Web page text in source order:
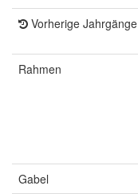
Vorherige Jahrgänge
Rahmen
Gabel